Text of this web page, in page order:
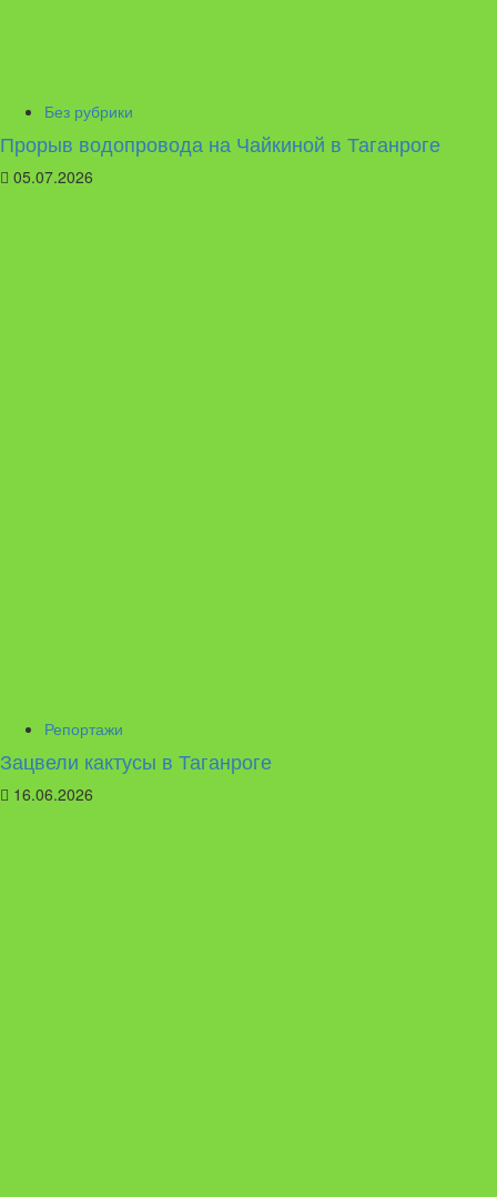
Без рубрики
Прорыв водопровода на Чайкиной в Таганроге
05.07.2026
Репортажи
Зацвели кактусы в Таганроге
16.06.2026